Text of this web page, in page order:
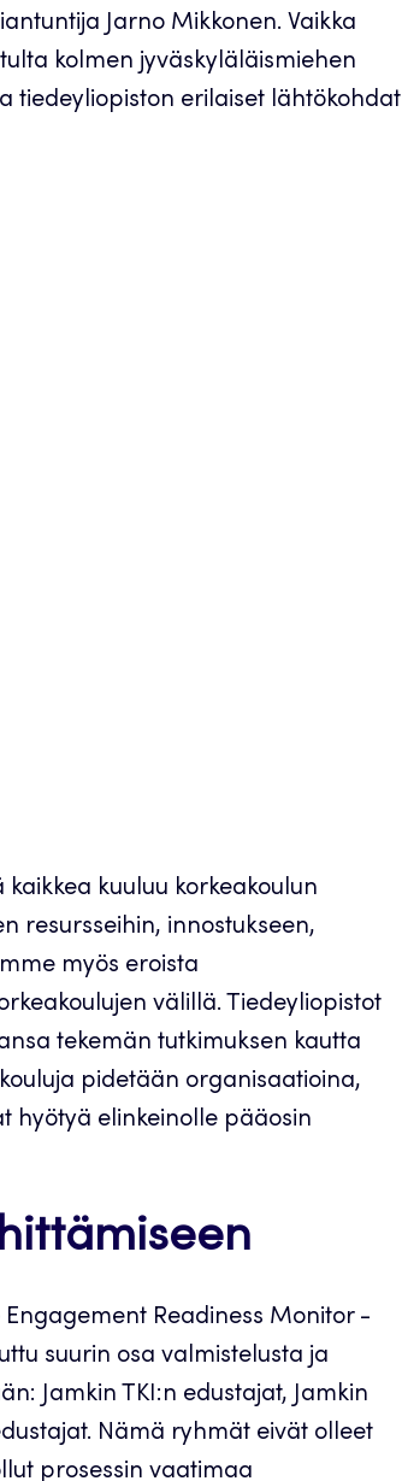
Jarno Mikkonen. Vaikka
kolmen jyväskyläläismiehen
tiedeyliopiston erilaiset lähtökohdat
kuuluu korkeakoulun
resursseihin, innostukseen,
myös eroista
välillä. Tiedeyliopistot
tekemän tutkimuksen kautta
pidetään organisaatioina,
hyötyä elinkeinolle pääosin
Readiness Monitor -
suurin osa valmistelusta ja
Jamkin TKI:n edustajat, Jamkin
Nämä ryhmät eivät olleet
prosessin vaatimaa